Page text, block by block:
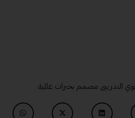
التدريبى مصمم بخبرات عالمية